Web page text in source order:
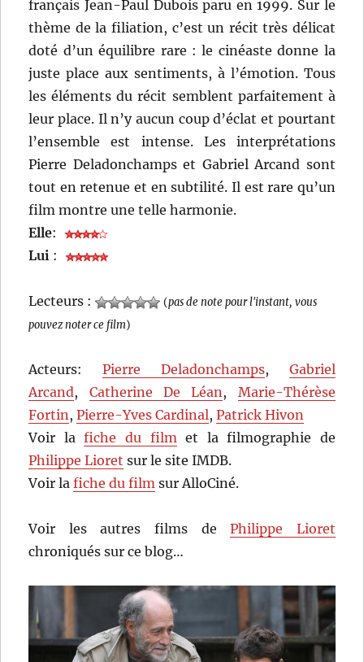
français Jean-Paul Dubois paru en 1999. Sur le
thème de la filiation, c’est un récit très délicat
doté d’un équilibre rare : le cinéaste donne la
juste place aux sentiments, à l’émotion. Tous
les éléments du récit semblent parfaitement à
leur place. Il n’y aucun coup d’éclat et pourtant
l’ensemble est intense. Les interprétations
Pierre Deladonchamps et Gabriel Arcand sont
tout en retenue et en subtilité. Il est rare qu’un
film montre une telle harmonie.
Elle:
Lui :
Lecteurs : (pas de note pour l'instant, vous
pouvez noter ce film)
Acteurs:Pierre Deladonchamps, Gabriel
Arcand, Catherine De Léan, Marie-Thérèse
Fortin,Pierre-Yves Cardinal,Patrick Hivon
Voir lafiche du filmet la filmographie de
Philippe Lioret sur le site IMDB.
Voir lafiche du film sur AlloCiné.
Voir les autres films dePhilippe Lioret
chroniqués sur ce blog…